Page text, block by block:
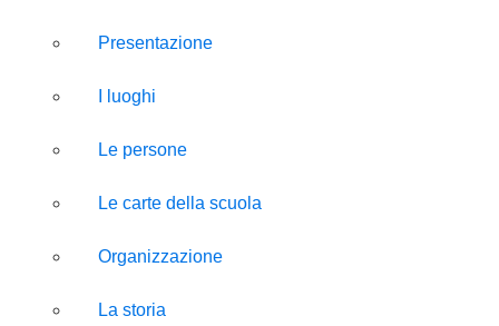
Presentazione
I luoghi
Le persone
Le carte della scuola
Organizzazione
La storia